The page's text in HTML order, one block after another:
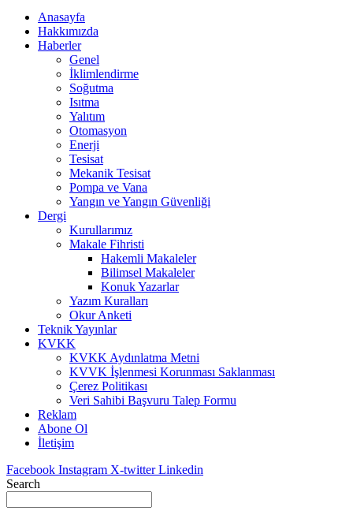
Anasayfa
Hakkımızda
Haberler
Genel
İklimlendirme
Soğutma
Isıtma
Yalıtım
Otomasyon
Enerji
Tesisat
Mekanik Tesisat
Pompa ve Vana
Yangın ve Yangın Güvenliği
Dergi
Kurullarımız
Makale Fihristi
Hakemli Makaleler
Bilimsel Makaleler
Konuk Yazarlar
Yazım Kuralları
Okur Anketi
Teknik Yayınlar
KVKK
KVKK Aydınlatma Metni
KVVK İşlenmesi Korunması Saklanması
Çerez Politikası
Veri Sahibi Başvuru Talep Formu
Reklam
Abone Ol
İletişim
Facebook Instagram X-twitter Linkedin
Search